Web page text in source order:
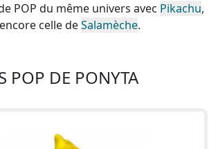
POP du même univers avec Pikachu,
celle deSalamèche.
POP DE PONYTA